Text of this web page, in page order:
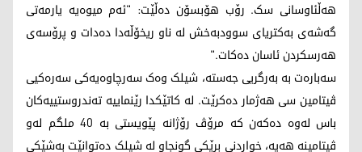
هەڵئاوسانی سک. رۆب هۆبسۆن دەڵێت: "ئەم میوەیە یارمەتی
گەشەی بەکتریای سوودبەخش لە ناو ریخۆڵەدا دەدات و پرۆسەی
هەرسکردن ئاسان دەکات."
سەبارەت بە بەرگریی جەستە، شیلک وەک سەرچاوەیەکی سەرەکیی
ڤیتامین سی هەژمار دەکرێت. لە کاتێکدا رێنماییە تەندروستییەکان
باس لەوە دەکەن کە مرۆڤ رۆژانە پێویستی بە 40 ملگم لەو
ڤیتامینە هەیە، خواردنی بڕێکی گونجاو لە شیلک دەتوانێت بەشێکی